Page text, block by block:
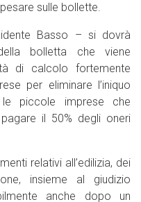
sulle bollette.
Basso – si dovrà
bolletta che viene
di calcolo fortemente
per eliminare l’iniquo
piccole imprese che
il 50% degli oneri
relativi all’edilizia, dei
insieme al giudizio
anche dopo un